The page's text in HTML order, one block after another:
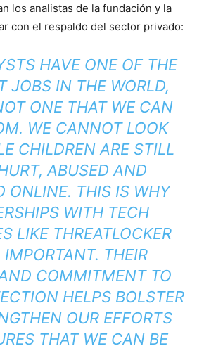
los analistas de la fundación y la
con el respaldo del sector privado:
HAVE ONE OF THE
JOBS IN THE WORLD,
ONE THAT WE CAN
WE CANNOT LOOK
CHILDREN ARE STILL
ABUSED AND
ONLINE. THIS IS WHY
WITH TECH
LIKE THREATLOCKER
IMPORTANT. THEIR
COMMITMENT TO
HELPS BOLSTER
OUR EFFORTS
THAT WE CAN BE